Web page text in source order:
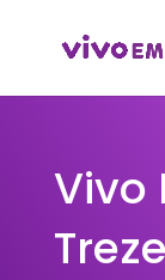
Vivo